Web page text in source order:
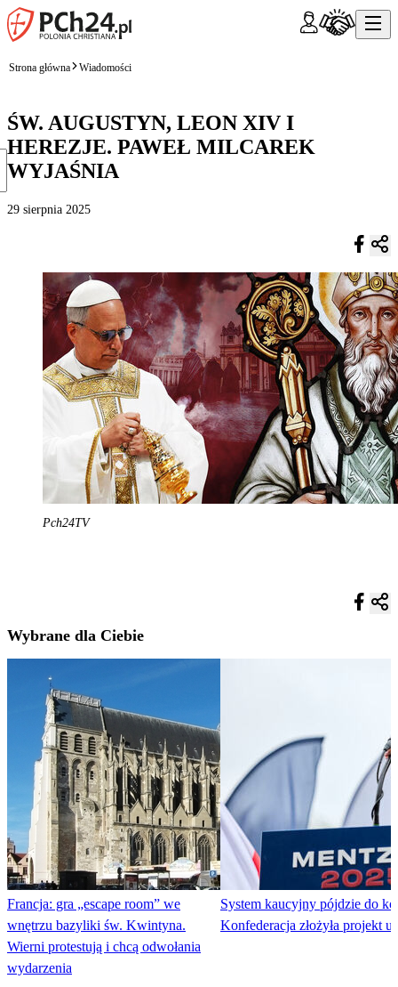
Strona główna Wiadomości
ŚW. AUGUSTYN, LEON XIV I
HEREZJE. PAWEŁ MILCAREK
WYJAŚNIA
29 sierpnia 2025
Pch24TV
Wybrane dla Ciebie
Francja: gra „escape room” we
wnętrzu bazyliki św. Kwintyna.
Wierni protestują i chcą odwołania
wydarzenia
System kaucyjny pójdzie do
Konfederacja złożyła projekt